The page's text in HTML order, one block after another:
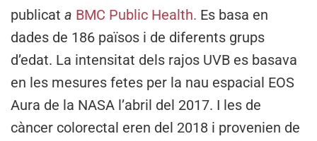
publicat a BMC Public Health. Es basa en
dades de 186 països i de diferents grups
d’edat. La intensitat dels rajos UVB es basava
en les mesures fetes per la nau espacial EOS
Aura de la NASA l’abril del 2017. I les de
càncer colorectal eren del 2018 i provenien de